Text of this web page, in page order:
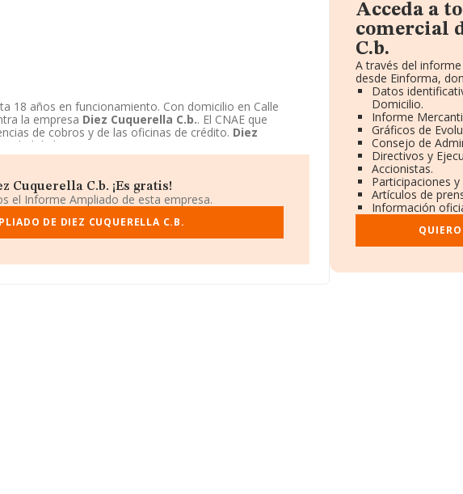
18 años en funcionamiento. Con domicilio en Calle
la empresa Diez Cuquerella C.b.. El CNAE que
de cobros y de las oficinas de crédito. Diez
de bienes.
Cuquerella C.b. ¡Es gratis!
el Informe Ampliado de esta empresa.
DE DIEZ CUQUERELLA C.B.
Acceda a
comercial
C.b.
A través del
desde Einforma,
Datos
Domicilio.
Informe
Gráficos de
Consejo de
Directivos y
Accionistas.
Participaciones
Artículos de
Información